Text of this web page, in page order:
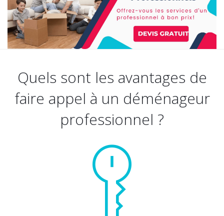
Quels sont les avantages de
faire appel à un déménageur
professionnel ?